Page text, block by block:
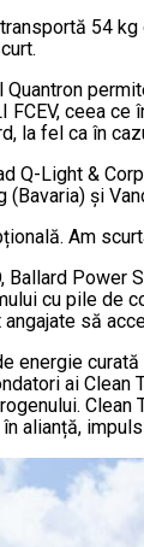
transportă 54
FCEV, ceea
la fel ca în
Q-Light &
(Bavaria) și
Am
Ballard
cu pile de
să
energie
ai Clean
alianță,